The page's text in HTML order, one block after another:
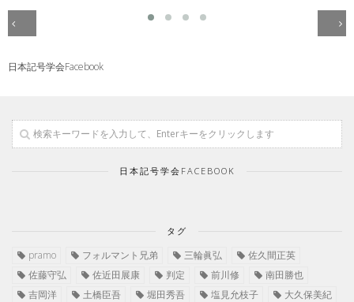
日本記号学会Facebook
日本記号学会FACEBOOK
タグ
pramo フォルマント兄弟 三輪眞弘
佐久間正英
佐藤守弘
佐近田展康 判定 前川修
南田勝也
吉岡洋
土橋臣吾 堀田秀吾 塩見允枝子
大久保美紀